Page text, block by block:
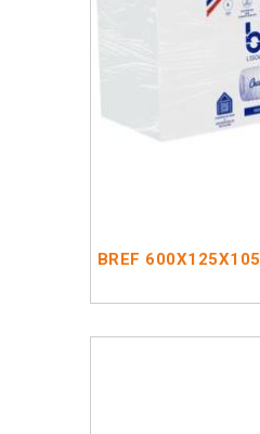
BREF 600X125X105